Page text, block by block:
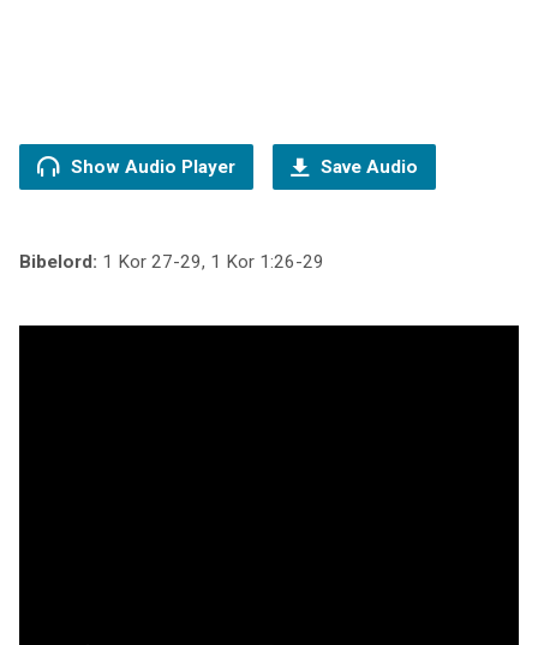
Show Audio Player Save Audio
Bibelord: 1 Kor 27-29, 1 Kor 1:26-29